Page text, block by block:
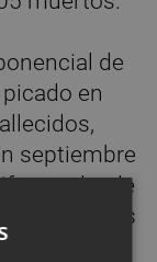
de
en
septiembre
y desde
las del mes